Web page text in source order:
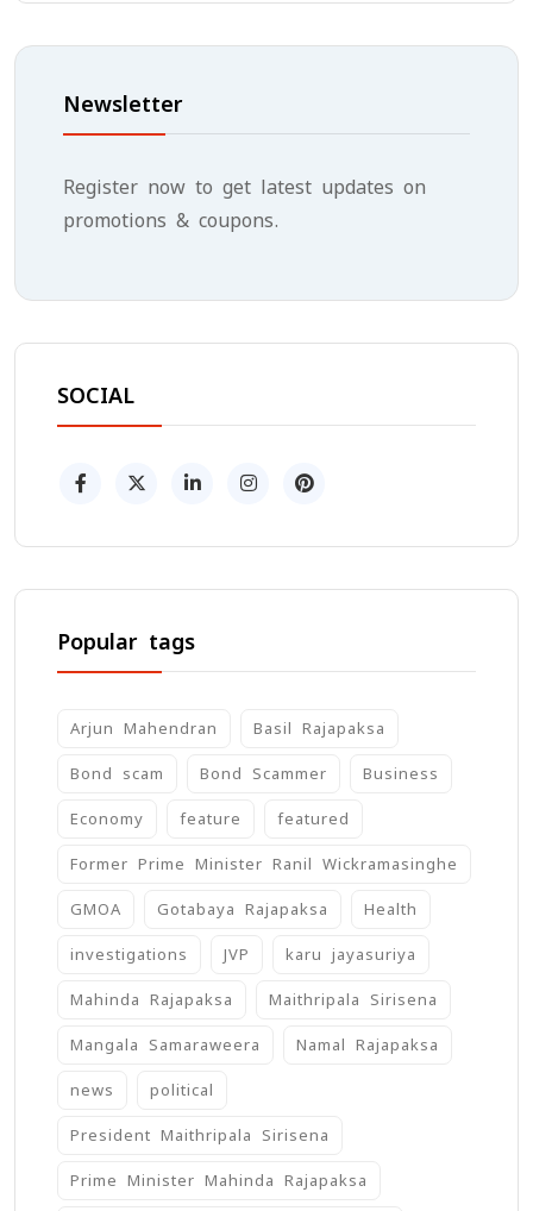
Newsletter
Register now to get latest updates on
promotions & coupons.
SOCIAL
Popular tags
Arjun Mahendran Basil Rajapaksa
Bond scam Bond Scammer Business
Economy feature featured
Former Prime Minister Ranil Wickramasinghe
GMOA Gotabaya Rajapaksa Health
investigations JVP karu jayasuriya
Mahinda Rajapaksa Maithripala Sirisena
Mangala Samaraweera Namal Rajapaksa
news political
President Maithripala Sirisena
Prime Minister Mahinda Rajapaksa